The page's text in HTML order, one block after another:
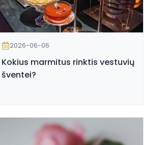
2026-06-06
Kokius marmitus rinktis vestuvių
šventei?